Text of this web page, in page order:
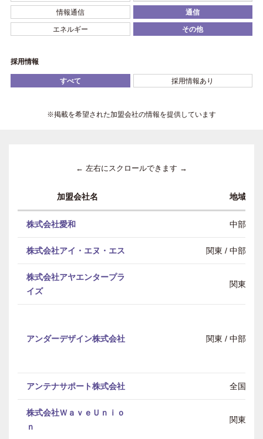
情報通信 通信
エネルギー その他
採用情報
すべて 採用情報あり
※掲載を希望された加盟会社の情報を提供しています
← 左右にスクロールできます →
加盟会社名 地域
株式会社愛和 中部
株式会社アイ・エヌ・エス 関東 / 中部 / 近
株式会社アヤエンタープラ
イズ
関東
アンダーデザイン株式会社 関東 / 中部 / 近
アンテナサポート株式会社 全国
株式会社ＷａｖｅＵｎｉｏ
ｎ
関東